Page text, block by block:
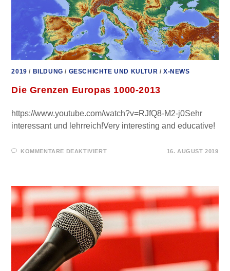
2019 / BILDUNG / GESCHICHTE UND KULTUR /X-NEWS
Die Grenzen Europas 1000-2013
https://www.youtube.com/watch?v=RJfQ8-M2-j0Sehr
interessant und lehrreich!Very interesting and educative!
KOMMENTARE DEAKTIVIERTFÜR
16. AUGUST 2019